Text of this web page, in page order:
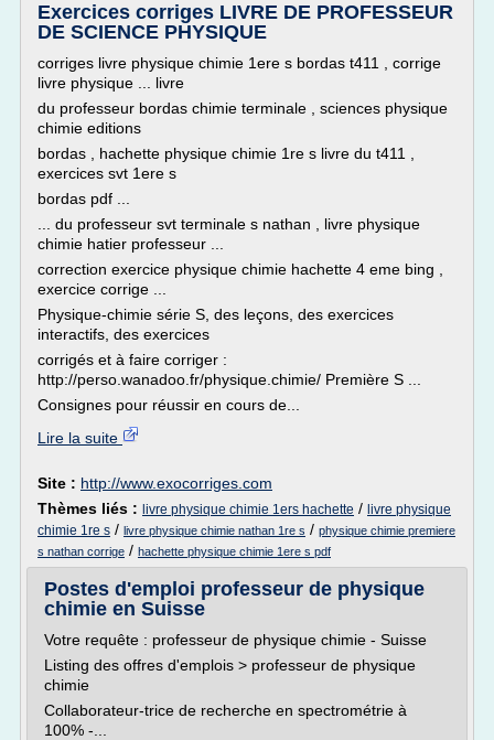
Exercices corriges LIVRE DE PROFESSEUR
DE SCIENCE PHYSIQUE
corriges livre physique chimie 1ere s bordas t411 , corrige
livre physique ... livre
du professeur bordas chimie terminale , sciences physique
chimie editions
bordas , hachette physique chimie 1re s livre du t411 ,
exercices svt 1ere s
bordas pdf ...
... du professeur svt terminale s nathan , livre physique
chimie hatier professeur ...
correction exercice physique chimie hachette 4 eme bing ,
exercice corrige ...
Physique-chimie série S, des leçons, des exercices
interactifs, des exercices
corrigés et à faire corriger :
http://perso.wanadoo.fr/physique.chimie/ Première S ...
Consignes pour réussir en cours de...
Lire la suite
Site : http://www.exocorriges.com
Thèmes liés : livre physique chimie 1ers hachette / livre physique
chimie 1re s / livre physique chimie nathan 1re s / physique chimie premiere
s nathan corrige / hachette physique chimie 1ere s pdf
Postes d'emploi professeur de physique
chimie en Suisse
Votre requête : professeur de physique chimie - Suisse
Listing des offres d'emplois > professeur de physique
chimie
Collaborateur-trice de recherche en spectrométrie à
100% -...